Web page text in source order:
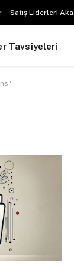
Satış Liderleri
Tavsiyeleri